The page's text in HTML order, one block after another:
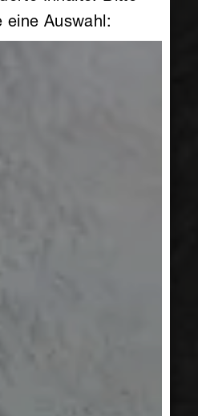
eine Auswahl: